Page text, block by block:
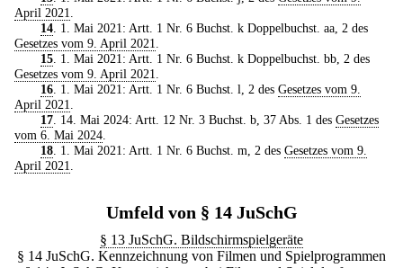
April 2021
14. 1. Mai 2021: Artt. 1 Nr. 6 Buchst. k Doppelbuchst. aa, 2 des
Gesetzes vom 9. April 2021
15. 1. Mai 2021: Artt. 1 Nr. 6 Buchst. k Doppelbuchst. bb, 2 des
Gesetzes vom 9. April 2021
16. 1. Mai 2021: Artt. 1 Nr. 6 Buchst. l, 2 des Gesetzes vom 9.
April 2021
17. 14. Mai 2024: Artt. 12 Nr. 3 Buchst. b, 37 Abs. 1 des Gesetzes
vom 6. Mai 2024
18. 1. Mai 2021: Artt. 1 Nr. 6 Buchst. m, 2 des Gesetzes vom 9.
April 2021
Umfeld von § 14 JuSchG
§ 13 JuSchG. Bildschirmspielgeräte
§ 14 JuSchG. Kennzeichnung von Filmen und Spielprogrammen